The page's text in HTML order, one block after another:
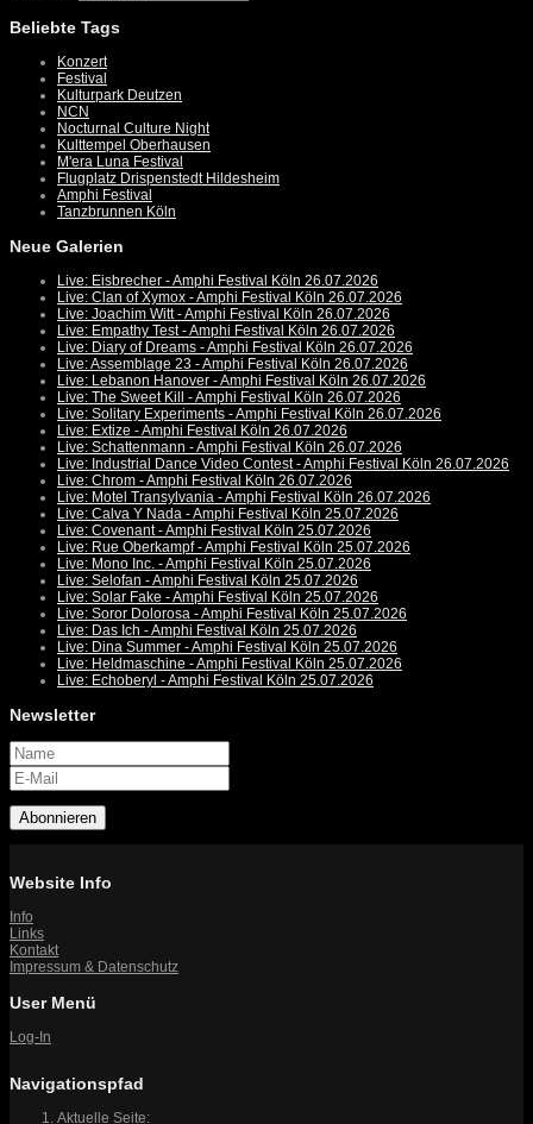
Beliebte Tags
Konzert
Festival
Kulturpark Deutzen
NCN
Nocturnal Culture Night
Kulttempel Oberhausen
M'era Luna Festival
Flugplatz Drispenstedt Hildesheim
Amphi Festival
Tanzbrunnen Köln
Neue Galerien
Live: Eisbrecher - Amphi Festival Köln 26.07.2026
Live: Clan of Xymox - Amphi Festival Köln 26.07.2026
Live: Joachim Witt - Amphi Festival Köln 26.07.2026
Live: Empathy Test - Amphi Festival Köln 26.07.2026
Live: Diary of Dreams - Amphi Festival Köln 26.07.2026
Live: Assemblage 23 - Amphi Festival Köln 26.07.2026
Live: Lebanon Hanover - Amphi Festival Köln 26.07.2026
Live: The Sweet Kill - Amphi Festival Köln 26.07.2026
Live: Solitary Experiments - Amphi Festival Köln 26.07.2026
Live: Extize - Amphi Festival Köln 26.07.2026
Live: Schattenmann - Amphi Festival Köln 26.07.2026
Live: Industrial Dance Video Contest - Amphi Festival Köln 26.07.2026
Live: Chrom - Amphi Festival Köln 26.07.2026
Live: Motel Transylvania - Amphi Festival Köln 26.07.2026
Live: Calva Y Nada - Amphi Festival Köln 25.07.2026
Live: Covenant - Amphi Festival Köln 25.07.2026
Live: Rue Oberkampf - Amphi Festival Köln 25.07.2026
Live: Mono Inc. - Amphi Festival Köln 25.07.2026
Live: Selofan - Amphi Festival Köln 25.07.2026
Live: Solar Fake - Amphi Festival Köln 25.07.2026
Live: Soror Dolorosa - Amphi Festival Köln 25.07.2026
Live: Das Ich - Amphi Festival Köln 25.07.2026
Live: Dina Summer - Amphi Festival Köln 25.07.2026
Live: Heldmaschine - Amphi Festival Köln 25.07.2026
Live: Echoberyl - Amphi Festival Köln 25.07.2026
Newsletter
Abonnieren
Website Info
Info
Links
Kontakt
Impressum & Datenschutz
User Menü
Log-In
Navigationspfad
Aktuelle Seite: